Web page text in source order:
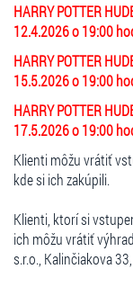
HARRY POTTER
12.4.2026 o 19:00
HARRY POTTER
15.5.2026 o 19:00
HARRY POTTER
17.5.2026 o 19:00
Klienti môžu vrátiť
kde si ich zakúpili.
Klienti, ktorí si
ich môžu vrátiť
s.r.o., Kalinčiakova